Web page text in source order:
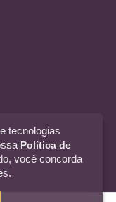
tecnologias
Política de
você concorda